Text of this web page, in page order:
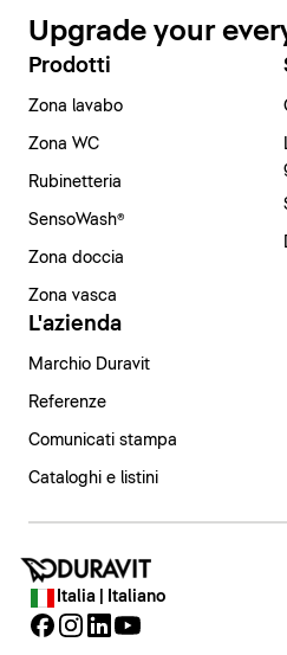
Upgrade your
Prodotti
Zona lavabo
Zona WC
Rubinetteria
SensoWash®
Zona doccia
Zona vasca
L'azienda
Marchio Duravit
Referenze
Comunicati stampa
Cataloghi e listini
Italia | Italiano